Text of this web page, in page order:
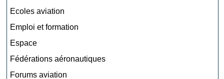
Ecoles aviation
Emploi et formation
Espace
Fédérations aéronautiques
Forums aviation